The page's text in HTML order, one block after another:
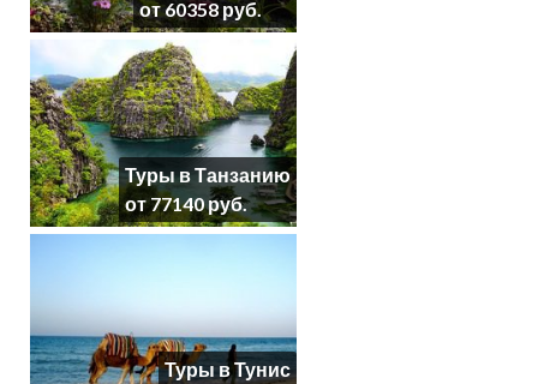
от 60358 руб.
Туры в Танзанию
от 77140 руб.
Туры в Тунис